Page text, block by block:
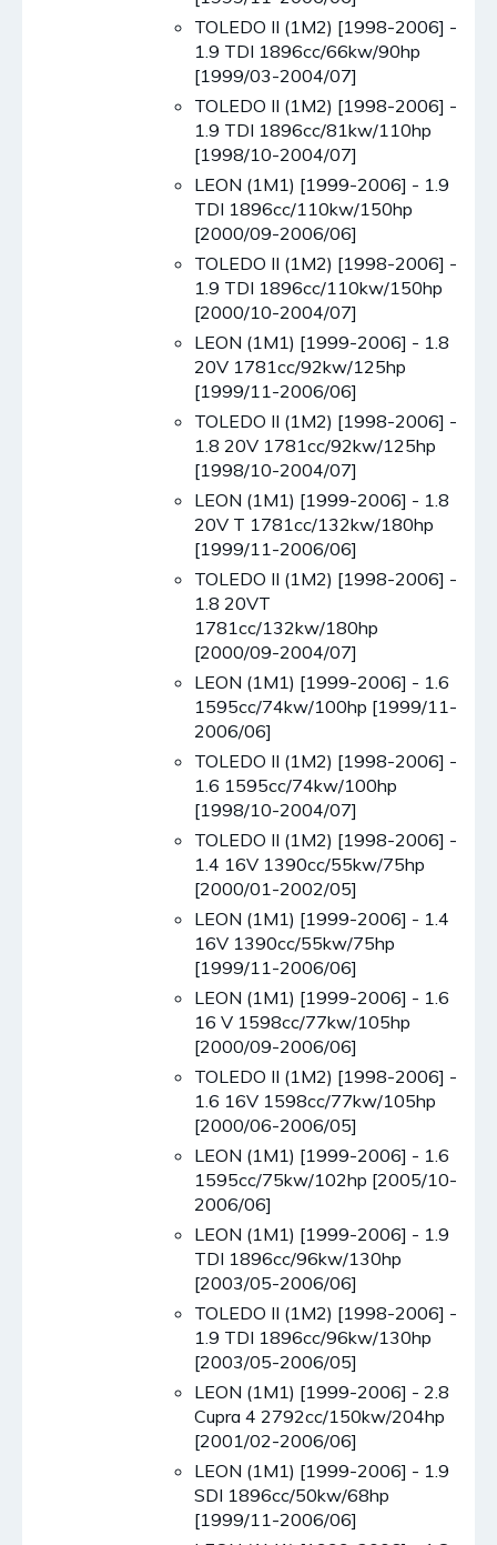
TOLEDO II (1M2) [1998-2006] -
1.9 TDI 1896cc/66kw/90hp
[1999/03-2004/07]
TOLEDO II (1M2) [1998-2006] -
1.9 TDI 1896cc/81kw/110hp
[1998/10-2004/07]
LEON (1M1) [1999-2006] - 1.9
TDI 1896cc/110kw/150hp
[2000/09-2006/06]
TOLEDO II (1M2) [1998-2006] -
1.9 TDI 1896cc/110kw/150hp
[2000/10-2004/07]
LEON (1M1) [1999-2006] - 1.8
20V 1781cc/92kw/125hp
[1999/11-2006/06]
TOLEDO II (1M2) [1998-2006] -
1.8 20V 1781cc/92kw/125hp
[1998/10-2004/07]
LEON (1M1) [1999-2006] - 1.8
20V T 1781cc/132kw/180hp
[1999/11-2006/06]
TOLEDO II (1M2) [1998-2006] -
1.8 20VT
1781cc/132kw/180hp
[2000/09-2004/07]
LEON (1M1) [1999-2006] - 1.6
1595cc/74kw/100hp [1999/11-
2006/06]
TOLEDO II (1M2) [1998-2006] -
1.6 1595cc/74kw/100hp
[1998/10-2004/07]
TOLEDO II (1M2) [1998-2006] -
1.4 16V 1390cc/55kw/75hp
[2000/01-2002/05]
LEON (1M1) [1999-2006] - 1.4
16V 1390cc/55kw/75hp
[1999/11-2006/06]
LEON (1M1) [1999-2006] - 1.6
16 V 1598cc/77kw/105hp
[2000/09-2006/06]
TOLEDO II (1M2) [1998-2006] -
1.6 16V 1598cc/77kw/105hp
[2000/06-2006/05]
LEON (1M1) [1999-2006] - 1.6
1595cc/75kw/102hp [2005/10-
2006/06]
LEON (1M1) [1999-2006] - 1.9
TDI 1896cc/96kw/130hp
[2003/05-2006/06]
TOLEDO II (1M2) [1998-2006] -
1.9 TDI 1896cc/96kw/130hp
[2003/05-2006/05]
LEON (1M1) [1999-2006] - 2.8
Cupra 4 2792cc/150kw/204hp
[2001/02-2006/06]
LEON (1M1) [1999-2006] - 1.9
SDI 1896cc/50kw/68hp
[1999/11-2006/06]